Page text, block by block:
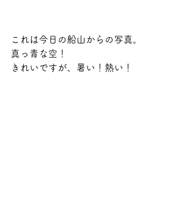
これは今日の船山からの写真。
真っ青な空！
きれいですが、暑い！熱い！